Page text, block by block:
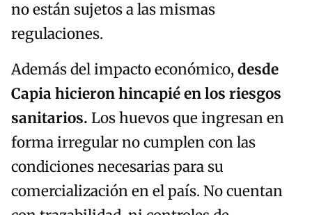
no están sujetos a las mismas
regulaciones.
Además del impacto económico,desde
Capia hicieron hincapié en los riesgos
sanitarios. Los huevos que ingresan en
forma irregular no cumplen con las
condiciones necesarias para su
comercialización en el país. No cuentan